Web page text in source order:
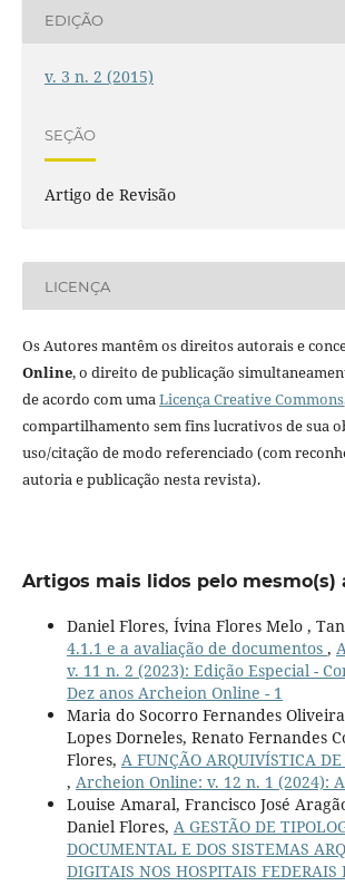
EDIÇÃO
v. 3 n. 2 (2015)
SEÇÃO
Artigo de Revisão
LICENÇA
Os Autores mantêm os direitos autorais e
Online, o direito de publicação
de acordo com umaLicença Creative Commons
compartilhamento sem fins lucrativos de sua
uso/citação de modo referenciado (com
autoria e publicação nesta revista).
Artigos mais lidos pelo mesmo(s)
Daniel Flores, Ívina Flores Melo ,
4.1.1 e a avaliação de documentos ,
v. 11 n. 2 (2023): Edição Especial -
Dez anos Archeion Online - 1
Maria do Socorro Fernandes
Lopes Dorneles, Renato Fernandes
Flores, A FUNÇÃO ARQUIVÍSTICA
, Archeion Online: v. 12 n. 1 (2024):
Louise Amaral, Francisco José
Daniel Flores, A GESTÃO DE
DOCUMENTAL E DOS SISTEMAS
DIGITAIS NOS HOSPITAIS FEDERAIS